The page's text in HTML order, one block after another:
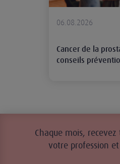
06.08.2026
Cancer de la
conseils
Chaque mois,
votre profession